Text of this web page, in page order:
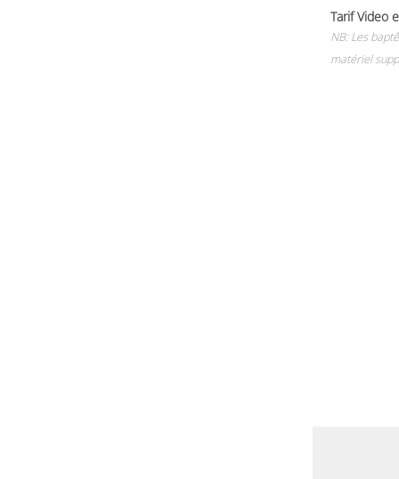
Tarif Video
NB: Les
matériel